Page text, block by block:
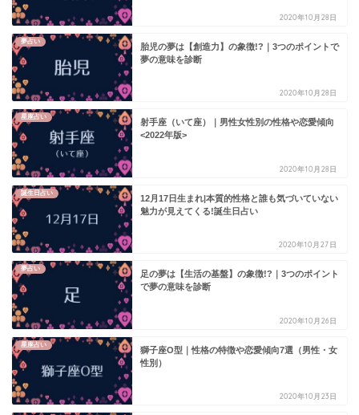
2020年10月28日
夢占い
胎児の夢は【創造力】の象徴!?｜3つのポイントで
夢の意味を診断
2020年10月28日
星座占い
射手座（いて座）｜男性女性別の性格や恋愛傾向
<2022年版>
2020年10月28日
誕生日占い
12月17日生まれ|本質的性格と誰も気づいていない
魅力が見えてくる!誕生日占い
2020年10月27日
夢占い
足の夢は【生活の基盤】の象徴!?｜3つのポイント
で夢の意味を診断
2020年10月26日
星座占い
獅子座O型｜性格の特徴や恋愛傾向7選（男性・女
性別）
2020年10月23日